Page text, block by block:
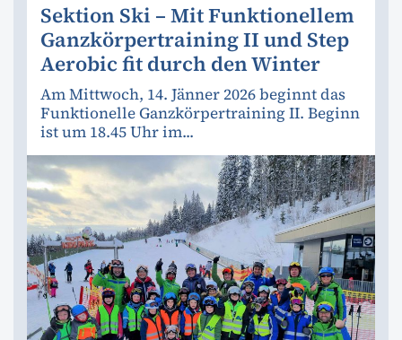
Sektion Ski – Mit Funktionellem
Ganzkörpertraining II und Step
Aerobic fit durch den Winter
Am Mittwoch, 14. Jänner 2026 beginnt das
Funktionelle Ganzkörpertraining II. Beginn
ist um 18.45 Uhr im...